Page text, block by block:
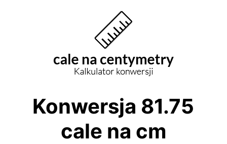
Konwersja 81.75
cale na cm